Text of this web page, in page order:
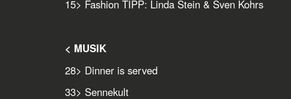
15> Fashion TIPP: Linda Stein & Sven Kohrs
< MUSIK
28> Dinner is served
33> Sennekult